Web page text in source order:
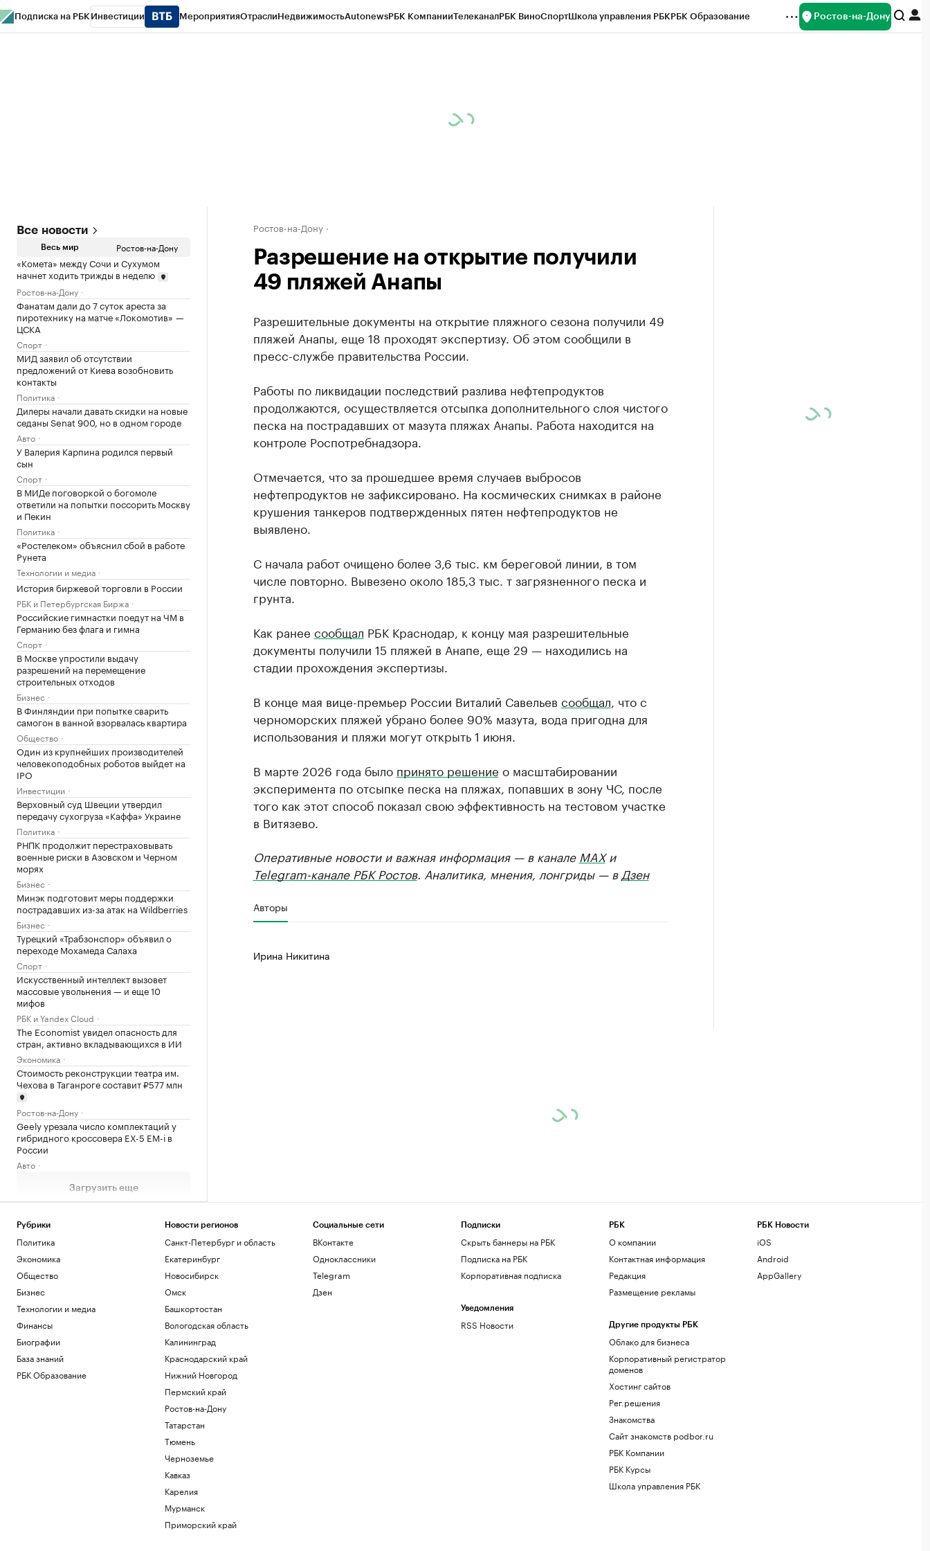
Подписка на РБК Инвестиции МероприятияОтраслиНедвижимостьAutonewsРБК КомпанииТелеканалРБК ВиноСпортШкола управления РБКРБК Образование Ростов-на-Дону
Все новости
Весь мир Ростов-на-Дону
«Комета» между Сочи и Сухумом
начнет ходить трижды в неделю
Ростов-на-Дону
Фанатам дали до 7 суток ареста за
пиротехнику на матче «Локомотив» —
ЦСКА
Спорт
МИД заявил об отсутствии
предложений от Киева возобновить
контакты
Политика
Дилеры начали давать скидки на новые
седаны Senat 900, но в одном городе
Авто
У Валерия Карпина родился первый
сын
Спорт
В МИДе поговоркой о богомоле
ответили на попытки поссорить Москву
и Пекин
Политика
«Ростелеком» объяснил сбой в работе
Рунета
Технологии и медиа
История биржевой торговли в России
РБК и Петербургская Биржа
Российские гимнастки поедут на ЧМ в
Германию без флага и гимна
Спорт
В Москве упростили выдачу
разрешений на перемещение
строительных отходов
Бизнес
В Финляндии при попытке сварить
самогон в ванной взорвалась квартира
Общество
Один из крупнейших производителей
человекоподобных роботов выйдет на
IPO
Инвестиции
Верховный суд Швеции утвердил
передачу сухогруза «Каффа» Украине
Политика
РНПК продолжит перестраховывать
военные риски в Азовском и Черном
морях
Бизнес
Минэк подготовит меры поддержки
пострадавших из-за атак на Wildberries
Бизнес
Турецкий «Трабзонспор» объявил о
переходе Мохамеда Салаха
Спорт
Искусственный интеллект вызовет
массовые увольнения — и еще 10
мифов
РБК и Yandex Cloud
The Economist увидел опасность для
стран, активно вкладывающихся в ИИ
Экономика
Стоимость реконструкции театра им.
Чехова в Таганроге составит ₽577 млн
Ростов-на-Дону
Geely урезала число комплектаций у
гибридного кроссовера EX-5 EM-i в
России
Авто
Загрузить еще
Ростов-на-Дону
Разрешение на открытие получили
49 пляжей Анапы
Разрешительные документы на открытие пляжного сезона получили 49
пляжей Анапы, еще 18 проходят экспертизу. Об этом сообщили в
пресс-службе правительства России.
Работы по ликвидации последствий разлива нефтепродуктов
продолжаются, осуществляется отсыпка дополнительного слоя чистого
песка на пострадавших от мазута пляжах Анапы. Работа находится на
контроле Роспотребнадзора.
Отмечается, что за прошедшее время случаев выбросов
нефтепродуктов не зафиксировано. На космических снимках в районе
крушения танкеров подтвержденных пятен нефтепродуктов не
выявлено.
С начала работ очищено более 3,6 тыс. км береговой линии, в том
числе повторно. Вывезено около 185,3 тыс. т загрязненного песка и
грунта.
Как ранее сообщал РБК Краснодар, к концу мая разрешительные
документы получили 15 пляжей в Анапе, еще 29 — находились на
стадии прохождения экспертизы.
В конце мая вице-премьер России Виталий Савельев сообщал , что с
черноморских пляжей убрано более 90% мазута, вода пригодна для
использования и пляжи могут открыть 1 июня.
В марте 2026 года было принято решение о масштабировании
эксперимента по отсыпке песка на пляжах, попавших в зону ЧС, после
того как этот способ показал свою эффективность на тестовом участке
в Витязево.
Оперативные новости и важная информация — в канале MAXи
Telegram-канале РБК Ростов. Аналитика, мнения, лонгриды — в Дзен
Авторы
Ирина Никитина
Рубрики
Политика
Экономика
Общество
Бизнес
Технологии и медиа
Финансы
Биографии
База знаний
РБК Образование
Новости регионов
Санкт-Петербург и область
Екатеринбург
Новосибирск
Омск
Башкортостан
Вологодская область
Калининград
Краснодарский край
Нижний Новгород
Пермский край
Ростов-на-Дону
Татарстан
Тюмень
Черноземье
Кавказ
Карелия
Мурманск
Приморский край
Социальные сети
ВКонтакте
Одноклассники
Telegram
Дзен
Подписки
Скрыть баннеры на РБК
Подписка на РБК
Корпоративная подписка
Уведомления
RSS Новости
РБК
О компании
Контактная информация
Редакция
Размещение рекламы
Другие продукты РБК
Облако для бизнеса
Корпоративный регистратор
доменов
Хостинг сайтов
Рег.решения
Знакомства
Сайт знакомств podbor.ru
РБК Компании
РБК Курсы
Школа управления РБК
РБК Новости
iOS
Android
AppGallery